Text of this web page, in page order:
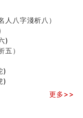
的缘分？
缘结婚？
八字淺析八）
)
）
)
)
更多>>